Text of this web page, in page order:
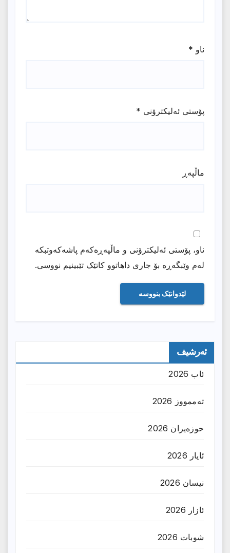
ناو *
پۆستی ئەلیکترۆنی *
ماڵپه‌ڕ
ناو، پۆستی ئەلیکترۆنی و ماڵپەڕەکەم پاشەکەوتبکە
لەم وێبگەڕە بۆ جاری داهاتوو کاتێک تێبینیم نووسی.
ئەرشیف
ئاب 2026
تەممووز 2026
حوزه‌یران 2026
ئایار 2026
نیسان 2026
ئازار 2026
شوبات 2026